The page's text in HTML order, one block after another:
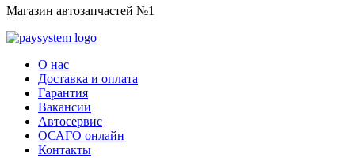
Магазин автозапчастей №1
О нас
Доставка и оплата
Гарантия
Вакансии
Автосервис
ОСАГО онлайн
Контакты